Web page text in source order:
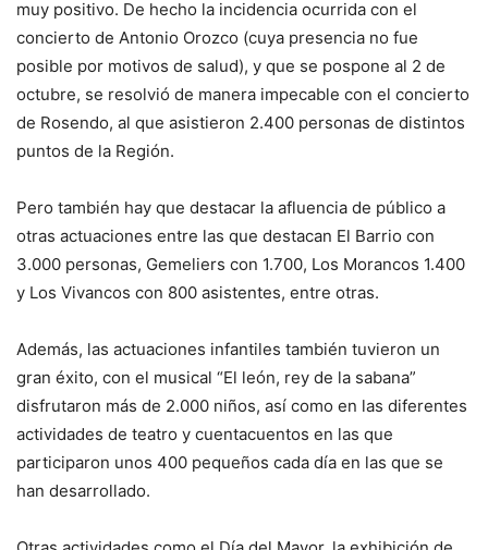
muy positivo. De hecho la incidencia ocurrida con el
concierto de Antonio Orozco (cuya presencia no fue
posible por motivos de salud), y que se pospone al 2 de
octubre, se resolvió de manera impecable con el concierto
de Rosendo, al que asistieron 2.400 personas de distintos
puntos de la Región.
Pero también hay que destacar la afluencia de público a
otras actuaciones entre las que destacan El Barrio con
3.000 personas, Gemeliers con 1.700, Los Morancos 1.400
y Los Vivancos con 800 asistentes, entre otras.
Además, las actuaciones infantiles también tuvieron un
gran éxito, con el musical “El león, rey de la sabana”
disfrutaron más de 2.000 niños, así como en las diferentes
actividades de teatro y cuentacuentos en las que
participaron unos 400 pequeños cada día en las que se
han desarrollado.